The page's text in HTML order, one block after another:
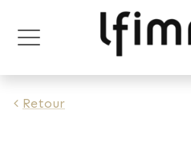
Retour